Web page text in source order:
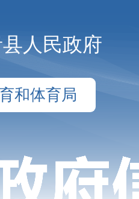
人民政府
和体育局